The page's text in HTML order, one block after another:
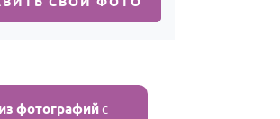
фотографийс